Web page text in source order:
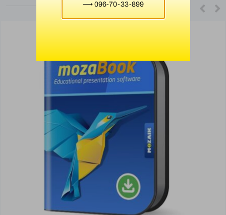
⟶ 096-70-33-899